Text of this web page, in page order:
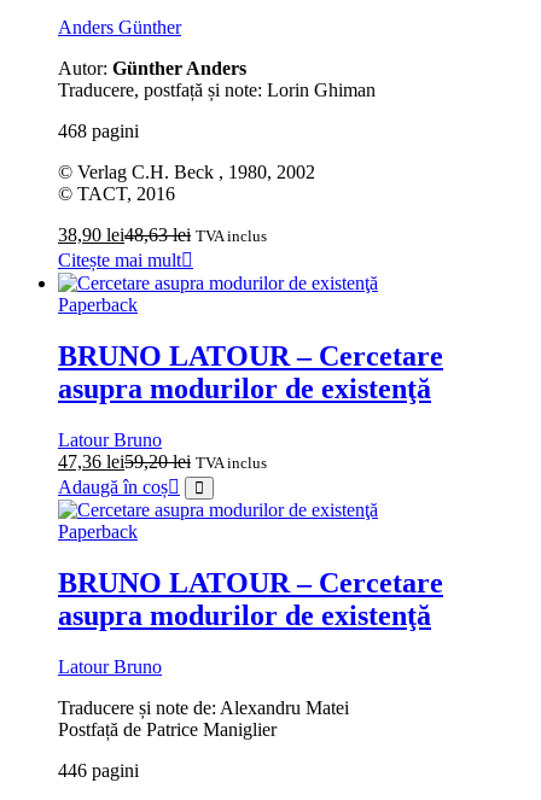
Anders Günther
Autor: Günther Anders
Traducere, postfață și note: Lorin Ghiman
468 pagini
© Verlag C.H. Beck , 1980, 2002
© TACT, 2016
38,90 lei48,63lei TVA inclus
Citește mai mult
Paperback
BRUNO LATOUR – Cercetare
asupra modurilor de existenţă
Latour Bruno
47,36 lei59,20lei TVA inclus
Adaugă în coș
Paperback
BRUNO LATOUR – Cercetare
asupra modurilor de existenţă
Latour Bruno
Traducere și note de: Alexandru Matei
Postfață de Patrice Maniglier
446 pagini